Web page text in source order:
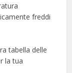
freddi
tabella delle
la tua